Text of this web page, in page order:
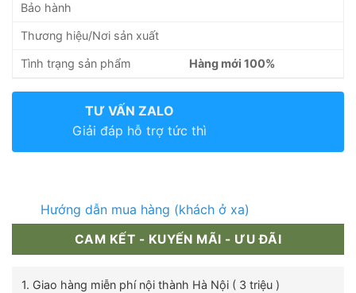
Bảo hành
Thương hiệu/Nơi sản xuất
Tình trạng sản phẩm Hàng mới 100%
TƯ VẤN ZALO
Giải đáp hỗ trợ tức thì
Hướng dẫn mua hàng (khách ở xa)
CAM KẾT - KUYẾN MÃI - ƯU ĐÃI
1. Giao hàng miễn phí nội thành Hà Nội ( 3 triệu )